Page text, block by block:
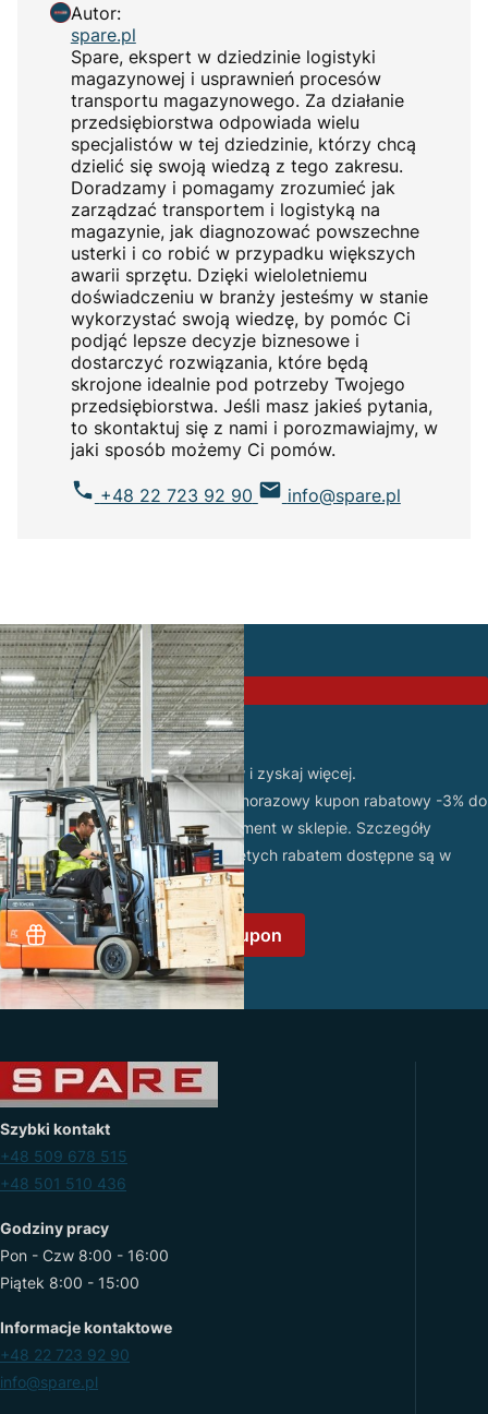
Autor:
spare.pl
Spare, ekspert w dziedzinie logistyki
magazynowej i usprawnień procesów
transportu magazynowego. Za działanie
przedsiębiorstwa odpowiada wielu
specjalistów w tej dziedzinie, którzy chcą
dzielić się swoją wiedzą z tego zakresu.
Doradzamy i pomagamy zrozumieć jak
zarządzać transportem i logistyką na
magazynie, jak diagnozować powszechne
usterki i co robić w przypadku większych
awarii sprzętu. Dzięki wieloletniemu
doświadczeniu w branży jesteśmy w stanie
wykorzystać swoją wiedzę, by pomóc Ci
podjąć lepsze decyzje biznesowe i
dostarczyć rozwiązania, które będą
skrojone idealnie pod potrzeby Twojego
przedsiębiorstwa. Jeśli masz jakieś pytania,
to skontaktuj się z nami i porozmawiajmy, w
jaki sposób możemy Ci pomów.
+48 22 723 92 90 info@spare.pl
PROMOCJA
Zarejestruj się w sklepie
Odbierz 3% rabatu!
Dołącz do grona naszych klientów i zyskaj więcej.
Po założeniu konta otrzymasz jednorazowy kupon rabatowy -3% do
wykorzystania na wybrany asortyment w sklepie. Szczegóły
promocji oraz lista produktów objętych rabatem dostępne są w
regulaminie promocji.
Załóż konto i odbierz kupon
Szybki kontakt
+48 509 678 515
+48 501 510 436
Godziny pracy
Pon - Czw 8:00 - 16:00
Piątek 8:00 - 15:00
Informacje kontaktowe
+48 22 723 92 90
info@spare.pl